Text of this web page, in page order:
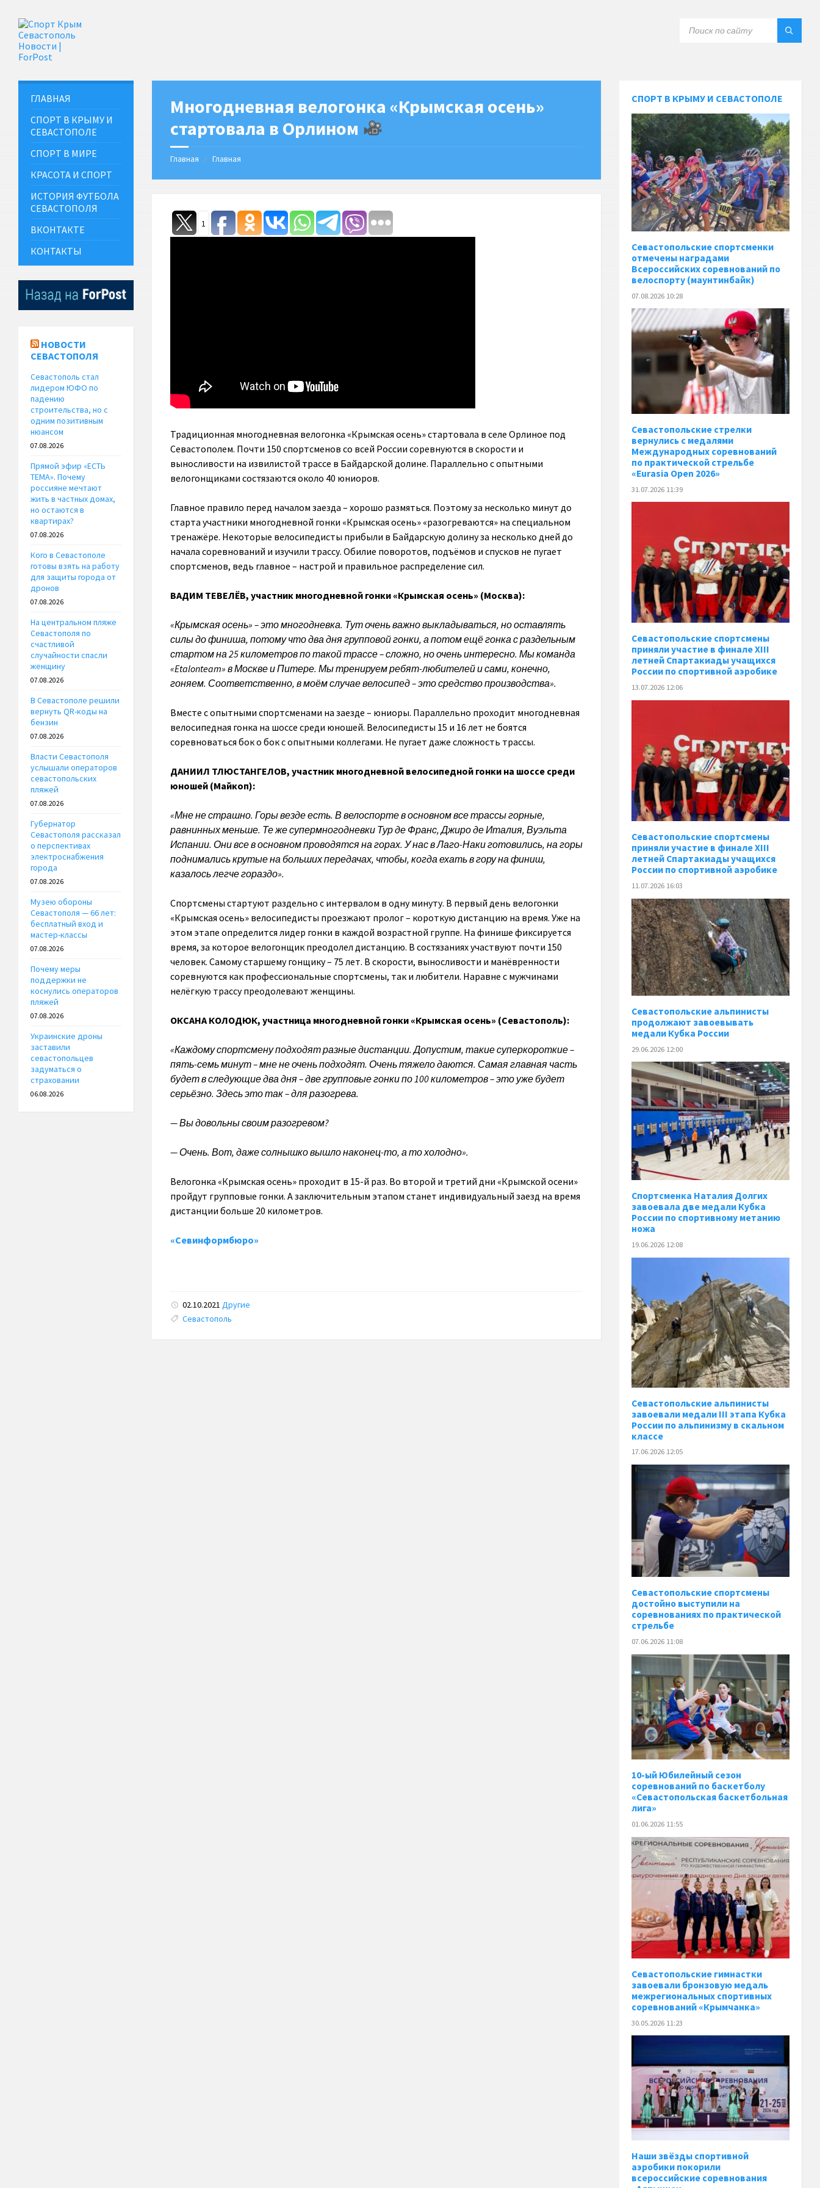
Многодневная велогонка «Крымская осень»
стартовала в Орлином
Главная Главная
1
Традиционная многодневная велогонка «Крымская осень» стартовала в селе Орлиное под
Севастополем. Почти 150 спортсменов со всей России соревнуются в скорости и
выносливости на извилистой трассе в Байдарской долине. Параллельно с опытными
велогонщиками состязаются около 40 юниоров.
Главное правило перед началом заезда – хорошо размяться. Поэтому за несколько минут до
старта участники многодневной гонки «Крымская осень» «разогреваются» на специальном
тренажёре. Некоторые велосипедисты прибыли в Байдарскую долину за несколько дней до
начала соревнований и изучили трассу. Обилие поворотов, подъёмов и спусков не пугает
спортсменов, ведь главное – настрой и правильное распределение сил.
ВАДИМ ТЕВЕЛЁВ, участник многодневной гонки «Крымская осень» (Москва):
«Крымская осень» – это многодневка. Тут очень важно выкладываться, но оставлять
силы до финиша, потому что два дня групповой гонки, а потом ещё гонка с раздельным
стартом на 25 километров по такой трассе – сложно, но очень интересно. Мы команда
«Etalonteam» в Москве и Питере. Мы тренируем ребят-любителей и сами, конечно,
гоняем. Соответственно, в моём случае велосипед – это средство производства».
Вместе с опытными спортсменами на заезде – юниоры. Параллельно проходит многодневная
велосипедная гонка на шоссе среди юношей. Велосипедисты 15 и 16 лет не боятся
соревноваться бок о бок с опытными коллегами. Не пугает даже сложность трассы.
ДАНИИЛ ТЛЮСТАНГЕЛОВ, участник многодневной велосипедной гонки на шоссе среди
юношей (Майкоп):
«Мне не страшно. Горы везде есть. В велоспорте в основном все трассы горные,
равнинных меньше. Те же супермногодневки Тур де Франс, Джиро де Италия, Вуэльта
Испании. Они все в основном проводятся на горах. У нас в Лаго-Наки готовились, на горы
поднимались крутые на больших передачах, чтобы, когда ехать в гору на финиш,
казалось легче гораздо».
Спортсмены стартуют раздельно с интервалом в одну минуту. В первый день велогонки
«Крымская осень» велосипедисты проезжают пролог – короткую дистанцию на время. Уже на
этом этапе определится лидер гонки в каждой возрастной группе. На финише фиксируется
время, за которое велогонщик преодолел дистанцию. В состязаниях участвуют почти 150
человек. Самому старшему гонщику – 75 лет. В скорости, выносливости и манёвренности
соревнуются как профессиональные спортсмены, так и любители. Наравне с мужчинами
нелёгкую трассу преодолевают женщины.
ОКСАНА КОЛОДЮК, участница многодневной гонки «Крымская осень» (Севастополь):
«Каждому спортсмену подходят разные дистанции. Допустим, такие суперкороткие –
пять-семь минут – мне не очень подходят. Очень тяжело даются. Самая главная часть
будет в следующие два дня – две групповые гонки по 100 километров – это уже будет
серьёзно. Здесь это так – для разогрева.
— Вы довольны своим разогревом?
— Очень. Вот, даже солнышко вышло наконец-то, а то холодно».
Велогонка «Крымская осень» проходит в 15-й раз. Во второй и третий дни «Крымской осени»
пройдут групповые гонки. А заключительным этапом станет индивидуальный заезд на время
дистанции больше 20 километров.
«Севинформбюро»
02.10.2021 Другие
Tags:
Севастополь
ГЛАВНАЯ
СПОРТ В КРЫМУ И
СЕВАСТОПОЛЕ
СПОРТ В МИРЕ
КРАСОТА И СПОРТ
ИСТОРИЯ ФУТБОЛА
СЕВАСТОПОЛЯ
ВКОНТАКТЕ
КОНТАКТЫ
НОВОСТИ
СЕВАСТОПОЛЯ
Севастополь стал
лидером ЮФО по
падению
строительства, но с
одним позитивным
нюансом
07.08.2026
Прямой эфир «ЕСТЬ
ТЕМА». Почему
россияне мечтают
жить в частных домах,
но остаются в
квартирах?
07.08.2026
Кого в Севастополе
готовы взять на работу
для защиты города от
дронов
07.08.2026
На центральном пляже
Севастополя по
счастливой
случайности спасли
женщину
07.08.2026
В Севастополе решили
вернуть QR-коды на
бензин
07.08.2026
Власти Севастополя
услышали операторов
севастопольских
пляжей
07.08.2026
Губернатор
Севастополя рассказал
о перспективах
электроснабжения
города
07.08.2026
Музею обороны
Севастополя — 66 лет:
бесплатный вход и
мастер-классы
07.08.2026
Почему меры
поддержки не
коснулись операторов
пляжей
07.08.2026
Украинские дроны
заставили
севастопольцев
задуматься о
страховании
06.08.2026
СПОРТ В КРЫМУ И СЕВАСТОПОЛЕ
Севастопольские спортсменки
отмечены наградами
Всероссийских соревнований по
велоспорту (маунтинбайк)
07.08.2026 10:28
Севастопольские стрелки
вернулись с медалями
Международных соревнований
по практической стрельбе
«Eurasia Open 2026»
31.07.2026 11:39
Севастопольские спортсмены
приняли участие в финале XIII
летней Спартакиады учащихся
России по спортивной аэробике
13.07.2026 12:06
Севастопольские спортсмены
приняли участие в финале XIII
летней Спартакиады учащихся
России по спортивной аэробике
11.07.2026 16:03
Севастопольские альпинисты
продолжают завоевывать
медали Кубка России
29.06.2026 12:00
Спортсменка Наталия Долгих
завоевала две медали Кубка
России по спортивному метанию
ножа
19.06.2026 12:08
Севастопольские альпинисты
завоевали медали III этапа Кубка
России по альпинизму в скальном
классе
17.06.2026 12:05
Севастопольские спортсмены
достойно выступили на
соревнованиях по практической
стрельбе
07.06.2026 11:08
10-ый Юбилейный сезон
соревнований по баскетболу
«Севастопольская баскетбольная
лига»
01.06.2026 11:55
Севастопольские гимнастки
завоевали бронзовую медаль
межрегиональных спортивных
соревнований «Крымчанка»
30.05.2026 11:23
Наши звёзды спортивной
аэробики покорили
всероссийские соревнования